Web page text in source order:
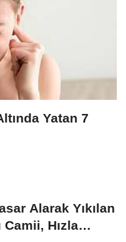
Yatan 7
Alarak Yıkılan
Hızla